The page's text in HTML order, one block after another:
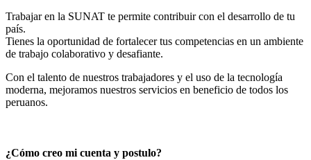
Trabajar en la SUNAT te permite contribuir con el desarrollo de tu
país.
Tienes la oportunidad de fortalecer tus competencias en un ambiente
de trabajo colaborativo y desafiante.
Con el talento de nuestros trabajadores y el uso de la tecnología
moderna, mejoramos nuestros servicios en beneficio de todos los
peruanos.
¿Cómo creo mi cuenta y postulo?